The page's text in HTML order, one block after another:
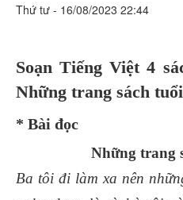
Thứ tư - 16/08/2023 22:44
Soạn Tiếng Việt 4
Những trang sách
* Bài đọc
Những trang
Ba tôi đi làm xa nên